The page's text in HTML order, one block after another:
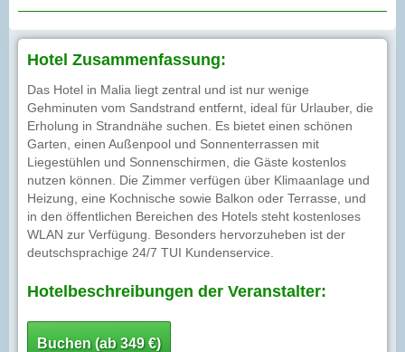
Hotel Zusammenfassung:
Das Hotel in Malia liegt zentral und ist nur wenige
Gehminuten vom Sandstrand entfernt, ideal für Urlauber, die
Erholung in Strandnähe suchen. Es bietet einen schönen
Garten, einen Außenpool und Sonnenterrassen mit
Liegestühlen und Sonnenschirmen, die Gäste kostenlos
nutzen können. Die Zimmer verfügen über Klimaanlage und
Heizung, eine Kochnische sowie Balkon oder Terrasse, und
in den öffentlichen Bereichen des Hotels steht kostenloses
WLAN zur Verfügung. Besonders hervorzuheben ist der
deutschsprachige 24/7 TUI Kundenservice.
Hotelbeschreibungen der Veranstalter:
Buchen (ab 349 €)